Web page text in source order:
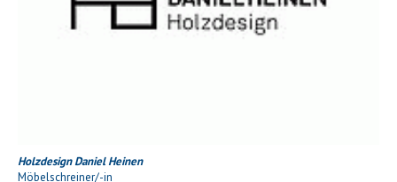
Holzdesign Daniel Heinen
Möbelschreiner/-in